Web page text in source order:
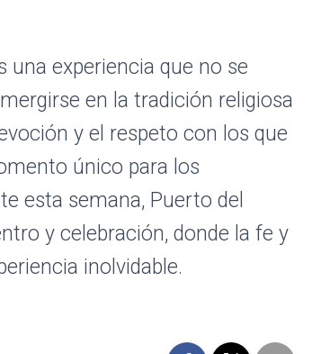
una experiencia que no se
en la tradición religiosa
y el respeto con los que
único para los
esta semana, Puerto del
y celebración, donde la fe y
inolvidable.